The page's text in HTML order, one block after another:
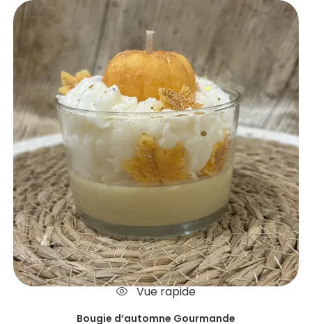
Vue rapide
Bougie d’automne Gourmande